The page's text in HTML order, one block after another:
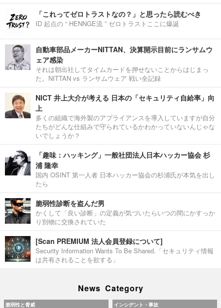
「これってゼロトラストなの？」と思ったら読むべき
ID 起点の “ HENNGE流 ” ゼロトラストここに爆誕
自動車部品メーカーNITTAN、決算開示目前にランサムウ
ェア感染
それは朝出社してタイムカードを押せないことからはじまっ
た。NITTAN vs ランサムウェア 戦い全記録
NICT 井上大介が考える 日本の「セキュリティ自給率」向
上
多くの組織で海外製のアプライアンスを導入していますが自分
たちがどんな仕組みで守られているかわかっていないんじゃな
いでしょうか？
「趣味：ハッキング」一般社団法人日本ハッカー協会 杉
浦 隆幸
国内 OSINT 第一人者 日本ハッカー協会の杉浦氏が本気を出し
たら
脆弱性診断を盗んだ男
かくして「良い診断」の定義が気づいたらいつの間にかすっか
り別物に交換されていた
[Scan PREMIUM 法人会員登録について]
Security Information Wants To Be Shared.「セキュリティ情報
は共有されることを欲する」
News Category
脆弱性と脅威 インシデント・事故